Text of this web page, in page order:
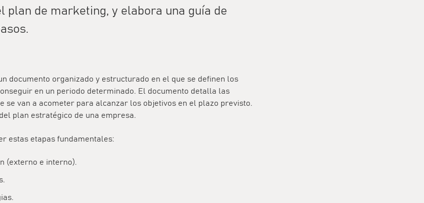
plan de marketing, y elabora una guía de
documento organizado y estructurado en el que se definen los
en un periodo determinado. El documento detalla las
se van a acometer para alcanzar los objetivos en el plazo previsto.
plan estratégico de una empresa.
estas etapas fundamentales:
(externo e interno).